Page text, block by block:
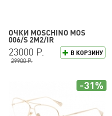
ОЧКИ MOSCHINO MOS
006/S 2M2/IR
В КОРЗИНУ
23000 Р.
29900 Р.
-31%